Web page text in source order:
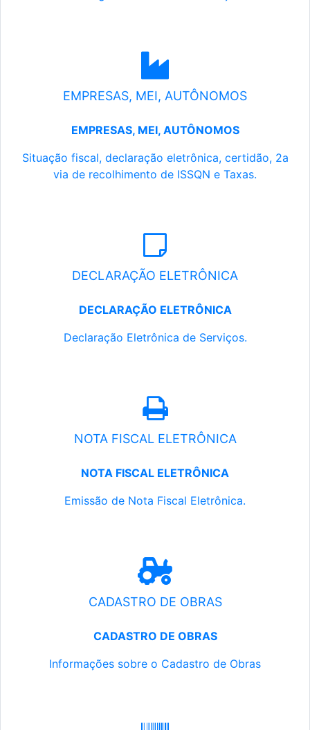
EMPRESAS, MEI, AUTÔNOMOS
EMPRESAS, MEI, AUTÔNOMOS
Situação fiscal, declaração eletrônica, certidão, 2a
via de recolhimento de ISSQN e Taxas.
DECLARAÇÃO ELETRÔNICA
DECLARAÇÃO ELETRÔNICA
Declaração Eletrônica de Serviços.
NOTA FISCAL ELETRÔNICA
NOTA FISCAL ELETRÔNICA
Emissão de Nota Fiscal Eletrônica.
CADASTRO DE OBRAS
CADASTRO DE OBRAS
Informações sobre o Cadastro de Obras